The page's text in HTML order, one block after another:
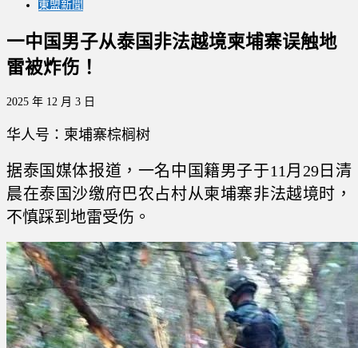
東盟新聞
一中国男子从泰国非法越境柬埔寨误触地
雷被炸伤！
2025 年 12 月 3 日
华人号：柬埔寨棕榈树
据泰国媒体报道，一名中国籍男子于11月29日清
晨在泰国沙缴府巴农占村从柬埔寨非法越境时，
不慎踩到地雷受伤。